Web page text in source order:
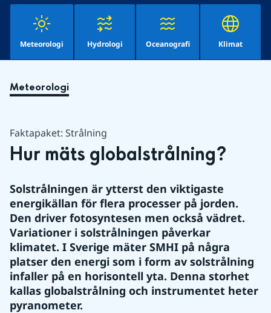
Meteorologi Hydrologi Oceanografi Klimat
Meteorologi
Faktapaket: Strålning
Hur mäts globalstrålning?
Solstrålningen är ytterst den viktigaste
energikällan för flera processer på jorden.
Den driver fotosyntesen men också vädret.
Variationer i solstrålningen påverkar
klimatet. I Sverige mäter SMHI på några
platser den energi som i form av solstrålning
infaller på en horisontell yta. Denna storhet
kallas globalstrålning och instrumentet heter
pyranometer.